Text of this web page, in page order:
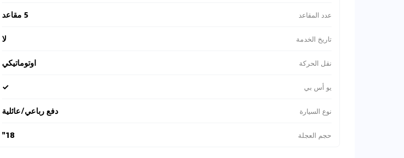
عدد المقاعد 5 مقاعد
تاريخ الخدمة لا
نقل الحركة اوتوماتيكي
يو أس بي ✓
نوع السيارة دفع رباعي/عائلية
حجم العجلة 18"